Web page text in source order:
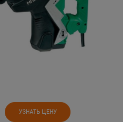
УЗНАТЬ ЦЕНУ